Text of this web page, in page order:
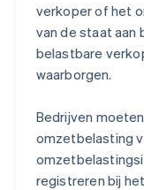
verkoper of het
van de staat
belastbare
waarborgen.
Bedrijven
omzetbelasting
registreren bij